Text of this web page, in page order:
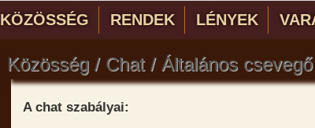
KÖZÖSSÉG RENDEK LÉNYEK
Közösség / Chat / Általános
A chat szabályai: